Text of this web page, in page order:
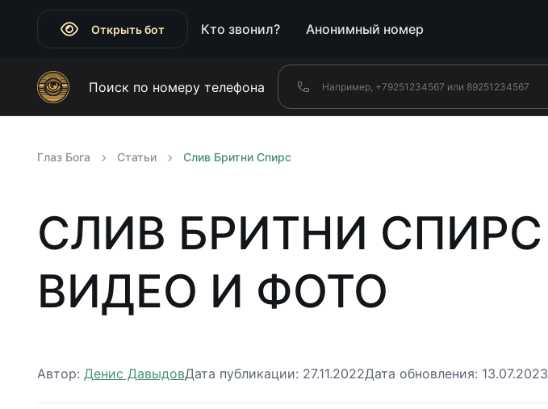
Открыть бот Кто звонил? Анонимный номер
Поиск по номеру телефона
Глаз Бога Статьи Слив Бритни Спирс
СЛИВ БРИТНИ СПИРС
ВИДЕО И ФОТО
Автор: Денис ДавыдовДата публикации: 27.11.2022Дата обновления: 13.07.2023